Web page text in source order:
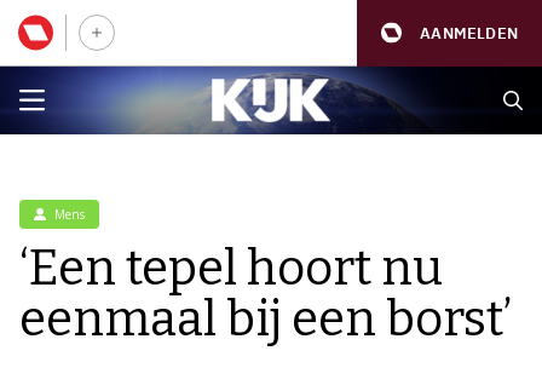
AANMELDEN
Mens
‘Een tepel hoort nu
eenmaal bij een borst’